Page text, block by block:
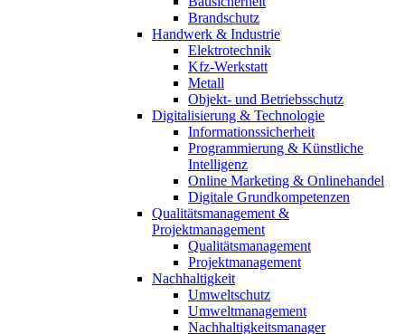
Brandschutz
Handwerk & Industrie
Elektrotechnik
Kfz-Werkstatt
Metall
Objekt- und Betriebsschutz
Digitalisierung & Technologie
Informationssicherheit
Programmierung & Künstliche
Intelligenz
Online Marketing & Onlinehandel
Digitale Grundkompetenzen
Qualitätsmanagement &
Projektmanagement
Qualitätsmanagement
Projektmanagement
Nachhaltigkeit
Umweltschutz
Umweltmanagement
Nachhaltigkeitsmanager